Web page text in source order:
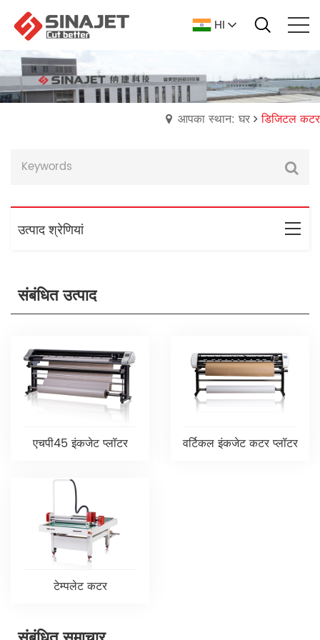
HI
आपका स्थान: घर डिजिटल कटर
उत्पाद श्रेणियां
संबंधित उत्पाद
एचपी45 इंकजेट प्लॉटर वर्टिकल इंकजेट कटर प्लॉटर
टेम्पलेट कटर